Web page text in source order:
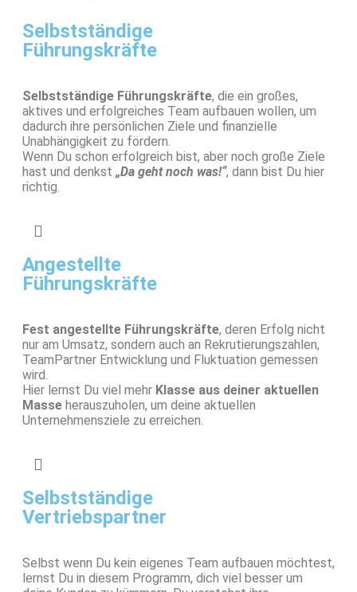
Selbstständige
Führungskräfte
Selbstständige Führungskräfte, die ein großes,
aktives und erfolgreiches Team aufbauen wollen, um
dadurch ihre persönlichen Ziele und finanzielle
Unabhängigkeit zu fördern.
Wenn Du schon erfolgreich bist, aber noch große Ziele
hast und denkst „Da geht noch was!“, dann bist Du hier
richtig.
Angestellte
Führungskräfte
Fest angestellte Führungskräfte, deren Erfolg nicht
nur am Umsatz, sondern auch an Rekrutierungszahlen,
TeamPartner Entwicklung und Fluktuation gemessen
wird.
Hier lernst Du viel mehr Klasse aus deiner aktuellen
Masse herauszuholen, um deine aktuellen
Unternehmensziele zu erreichen.
Selbstständige
Vertriebspartner
Selbst wenn Du kein eigenes Team aufbauen möchtest,
lernst Du in diesem Programm, dich viel besser um